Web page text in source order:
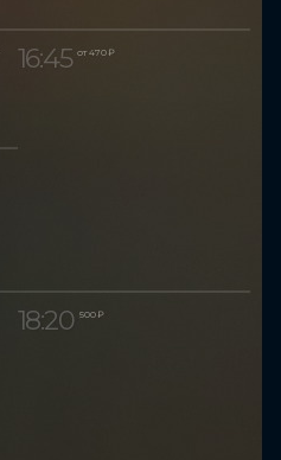
16:45 от 470 ₽
18:20 500 ₽